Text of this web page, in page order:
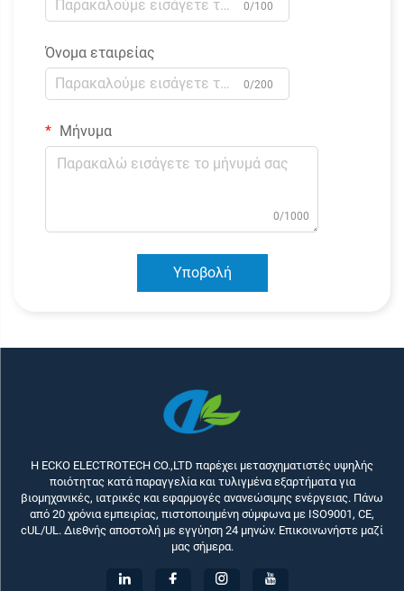
0/100
Όνομα εταιρείας
0/200
Μήνυμα
0/1000
Υποβολή
Η ECKO ELECTROTECH CO.,LTD παρέχει μετασχηματιστές υψηλής
ποιότητας κατά παραγγελία και τυλιγμένα εξαρτήματα για
βιομηχανικές, ιατρικές και εφαρμογές ανανεώσιμης ενέργειας. Πάνω
από 20 χρόνια εμπειρίας, πιστοποιημένη σύμφωνα με ISO9001, CE,
cUL/UL. Διεθνής αποστολή με εγγύηση 24 μηνών. Επικοινωνήστε μαζί
μας σήμερα.